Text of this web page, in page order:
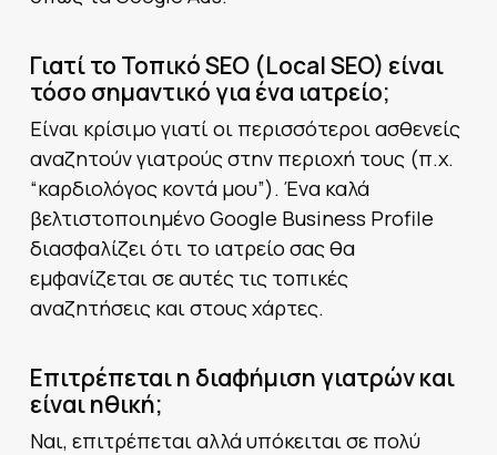
Γιατί το Τοπικό SEO (Local SEO) είναι
τόσο σημαντικό για ένα ιατρείο;
Είναι κρίσιμο γιατί οι περισσότεροι ασθενείς
αναζητούν γιατρούς στην περιοχή τους (π.χ.
“καρδιολόγος κοντά μου”). Ένα καλά
βελτιστοποιημένο Google Business Profile
διασφαλίζει ότι το ιατρείο σας θα
εμφανίζεται σε αυτές τις τοπικές
αναζητήσεις και στους χάρτες.
Επιτρέπεται η διαφήμιση γιατρών και
είναι ηθική;
Ναι, επιτρέπεται αλλά υπόκειται σε πολύ